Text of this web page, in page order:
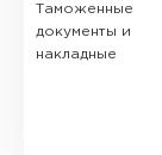
Таможенные
документы и
накладные